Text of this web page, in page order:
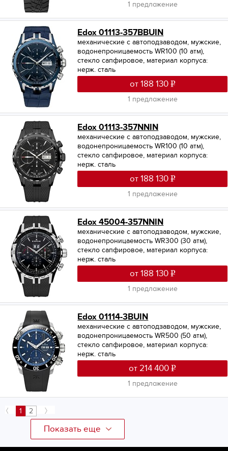
1 предложение
Edox 01113-357BBUIN
механические с автоподзаводом, мужские,
водонепроницаемость WR100 (10 атм),
стекло сапфировое, материал корпуса:
нерж. сталь
от 188 130
1 предложение
Edox 01113-357NNIN
механические с автоподзаводом, мужские,
водонепроницаемость WR100 (10 атм),
стекло сапфировое, материал корпуса:
нерж. сталь
от 188 130
1 предложение
Edox 45004-357NNIN
механические с автоподзаводом, мужские,
водонепроницаемость WR300 (30 атм),
стекло сапфировое, материал корпуса:
нерж. сталь
от 188 130
1 предложение
Edox 01114-3BUIN
механические с автоподзаводом, мужские,
водонепроницаемость WR500 (50 атм),
стекло сапфировое, материал корпуса:
нерж. сталь
от 214 400
1 предложение
1 2
Показать еще